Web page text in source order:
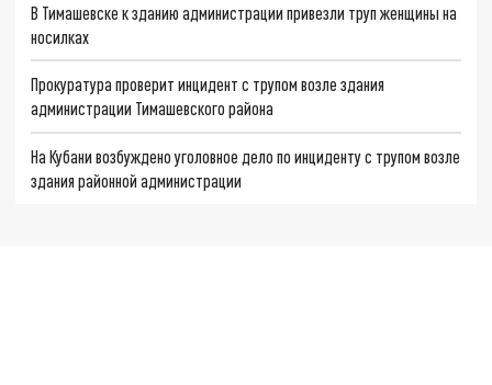
В Тимашевске к зданию администрации привезли труп женщины на
носилках
Прокуратура проверит инцидент с трупом возле здания
администрации Тимашевского района
На Кубани возбуждено уголовное дело по инциденту с трупом возле
здания районной администрации